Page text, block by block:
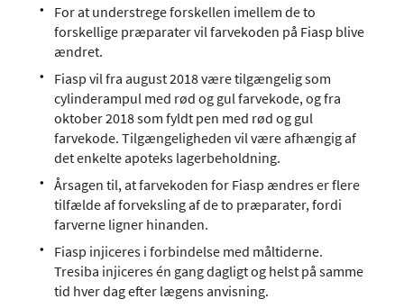
For at understrege forskellen imellem de to
forskellige præparater vil farvekoden på Fiasp blive
ændret.
Fiasp vil fra august 2018 være tilgængelig som
cylinderampul med rød og gul farvekode, og fra
oktober 2018 som fyldt pen med rød og gul
farvekode. Tilgængeligheden vil være afhængig af
det enkelte apoteks lagerbeholdning.
Årsagen til, at farvekoden for Fiasp ændres er flere
tilfælde af forveksling af de to præparater, fordi
farverne ligner hinanden.
Fiasp injiceres i forbindelse med måltiderne.
Tresiba injiceres én gang dagligt og helst på samme
tid hver dag efter lægens anvisning.